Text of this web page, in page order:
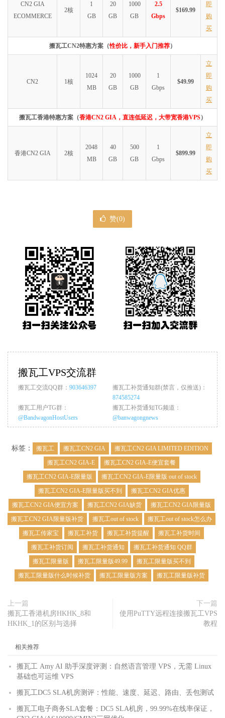
CN2 GIA
ECOMMERCE
2核
1
GB
20
GB
1000
GB
2.5
Gbps
$169.99
即
购
买
搬瓦工CN2特惠方案（性价比，新手入门推荐）
CN2 1核
1024
MB
20
GB
1000
GB
1
Gbps
$49.99
立
即
购
买
搬瓦工香港特惠方案（香港CN2 GIA，直连低延迟，大带宽香港VPS）
香港CN2 GIA 2核
2048
MB
40
GB
500
GB
1
Gbps
$899.99
立
即
购
买
赞(0)
搬瓦工VPS交流群
搬瓦工交流QQ群： 903646397
搬瓦工补货通知群(禁言，仅推送)：
874585274
搬瓦工用户TG群：
@BandwagonHostUsers
搬瓦工补货通知TG频道：
@banwagongnews
标签： 搬瓦工 搬瓦工CN2 GIA
搬瓦工CN2 GIA LIMITED EDITION
搬瓦工CN2 GIA-E
搬瓦工CN2 GIA-E便宜套餐
搬瓦工CN2 GIA-E限量版
搬瓦工CN2 GIA-E限量版 out of stock
搬瓦工CN2 GIA-E限量版买不到
搬瓦工CN2 GIA优惠
搬瓦工CN2 GIA便宜方案
搬瓦工CN2 GIA缺货
搬瓦工CN2 GIA限量版
搬瓦工CN2 GIA限量版补货
搬瓦工out of stock
搬瓦工out of stock怎么办
搬瓦工传家宝
搬瓦工补货 搬瓦工补货提醒
搬瓦工补货时间
搬瓦工补货订阅
搬瓦工补货通知
搬瓦工补货通知 QQ群
搬瓦工限量版
搬瓦工限量版49.99
搬瓦工限量版买不到
搬瓦工限量版什么时候补货
搬瓦工限量版方案 搬瓦工限量版补货
上一篇
搬瓦工香港机房HKHK_8和
HKHK_1的区别与选择
下一篇
使用PuTTY远程连接搬瓦工VPS
教程
相关推荐
搬瓦工 Amy AI 助手深度评测：自然语言管理 VPS，无需 Linux
基础也可运维 VPS
搬瓦工DC5 SLA机房测评：性能、速度、延迟、路由、丢包测试
搬瓦工电子商务SLA套餐：DC5 SLA机房，99.99%在线率保证，